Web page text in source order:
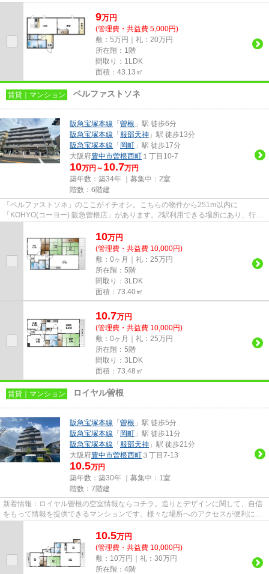
9万円
(管理費・共益費 5,000円)
敷：5万円｜礼：20万円
所在階：1階
間取り：1LDK
面積：43.13㎡
賃貸｜マンション ベルファストソネ
阪急宝塚本線 「 曽根 」駅 徒歩6分
阪急宝塚本線 「 服部天神 」駅 徒歩13分
阪急宝塚本線 「 岡町 」駅 徒歩17分
大阪府豊中市曽根西町 １丁目10-7
10万円～ 10.7万円
築年数：築34年 ｜募集中： 2室
階数：6階建
「ベルファストソネ」のここがイチオシ。こちらの物件から251m以内に
「KOHYO(コーヨー) 阪急曽根店」があります。2駅利用できる場所にあり、行き
10万円
(管理費・共益費 10,000円)
敷：0ヶ月｜礼：25万円
所在階：5階
間取り：3LDK
面積：73.40㎡
10.7万円
(管理費・共益費 10,000円)
敷：0ヶ月｜礼：25万円
所在階：5階
間取り：3LDK
面積：73.48㎡
賃貸｜マンション ロイヤル曽根
阪急宝塚本線 「 曽根 」駅 徒歩5分
阪急宝塚本線 「 岡町 」駅 徒歩11分
阪急宝塚本線 「 服部天神 」駅 徒歩21分
大阪府豊中市曽根西町 ３丁目7-13
10.5万円
築年数：築30年 ｜募集中： 1室
階数：7階建
新着情報：ロイヤル曽根の空室情報ならコチラ。造りとデザインに関して、自信
をもって情報を提供できるマンションです。様々な場所へのアクセスが便利にな
10.5万円
(管理費・共益費 10,000円)
敷：10万円｜礼：30万円
所在階：4階